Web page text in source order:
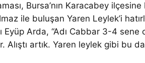
Bursa’nın Karacabey
ile buluşan Yaren Leylek’i
Arda, “Adı Cabbar 3-4 sene
artık. Yaren leylek gibi bu